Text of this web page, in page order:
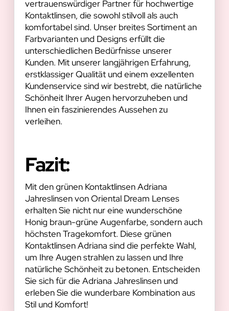
vertrauenswürdiger Partner für hochwertige
Kontaktlinsen, die sowohl stilvoll als auch
komfortabel sind. Unser breites Sortiment an
Farbvarianten und Designs erfüllt die
unterschiedlichen Bedürfnisse unserer
Kunden. Mit unserer langjährigen Erfahrung,
erstklassiger Qualität und einem exzellenten
Kundenservice sind wir bestrebt, die natürliche
Schönheit Ihrer Augen hervorzuheben und
Ihnen ein faszinierendes Aussehen zu
verleihen.
Fazit:
Mit den grünen Kontaktlinsen Adriana
Jahreslinsen von Oriental Dream Lenses
erhalten Sie nicht nur eine wunderschöne
Honig braun-grüne Augenfarbe, sondern auch
höchsten Tragekomfort. Diese grünen
Kontaktlinsen Adriana sind die perfekte Wahl,
um Ihre Augen strahlen zu lassen und Ihre
natürliche Schönheit zu betonen. Entscheiden
Sie sich für die Adriana Jahreslinsen und
erleben Sie die wunderbare Kombination aus
Stil und Komfort!